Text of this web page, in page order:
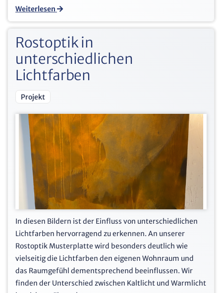
Weiterlesen
Rostoptik in
unterschiedlichen
Lichtfarben
Projekt
In diesen Bildern ist der Einfluss von unterschiedlichen
Lichtfarben hervorragend zu erkennen. An unserer
Rostoptik Musterplatte wird besonders deutlich wie
vielseitig die Lichtfarben den eigenen Wohnraum und
das Raumgefühl dementsprechend beeinflussen. Wir
finden der Unterschied zwischen Kaltlicht und Warmlicht